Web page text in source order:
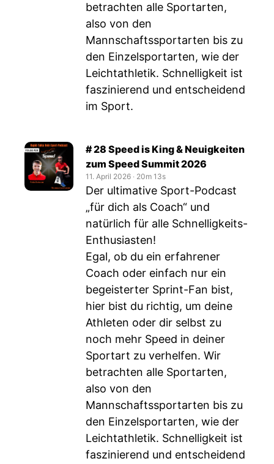
betrachten alle Sportarten,
also von den
Mannschaftssportarten bis zu
den Einzelsportarten, wie der
Leichtathletik. Schnelligkeit ist
faszinierend und entscheidend
im Sport.
# 28 Speed is King & Neuigkeiten
zum Speed Summit 2026
11. April 2026 ‧ 20m 13s
Der ultimative Sport-Podcast
„für dich als Coach“ und
natürlich für alle Schnelligkeits-
Enthusiasten!
Egal, ob du ein erfahrener
Coach oder einfach nur ein
begeisterter Sprint-Fan bist,
hier bist du richtig, um deine
Athleten oder dir selbst zu
noch mehr Speed in deiner
Sportart zu verhelfen. Wir
betrachten alle Sportarten,
also von den
Mannschaftssportarten bis zu
den Einzelsportarten, wie der
Leichtathletik. Schnelligkeit ist
faszinierend und entscheidend